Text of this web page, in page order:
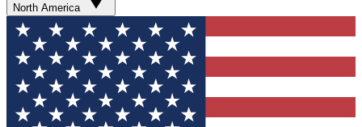
North America